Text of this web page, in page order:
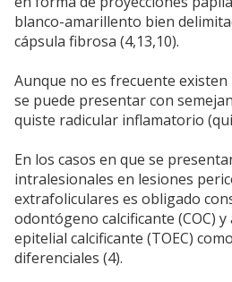
blanco-amarillento bien
cápsula fibrosa (4,13,10).
Aunque no es frecuente
se puede presentar con
quiste radicular inflamatorio
En los casos en que se
intralesionales en lesiones
extrafoliculares es obligado
odontógeno calcificante (COC)
epitelial calcificante (TOEC)
diferenciales (4).